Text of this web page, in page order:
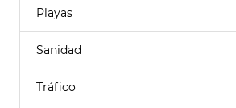
Playas
Sanidad
Tráfico